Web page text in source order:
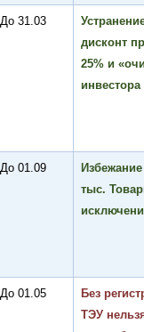
До 31.03
дисконт
25% и
инвестора
До 01.09
тыс.
До 01.05
Без
ТЭУ